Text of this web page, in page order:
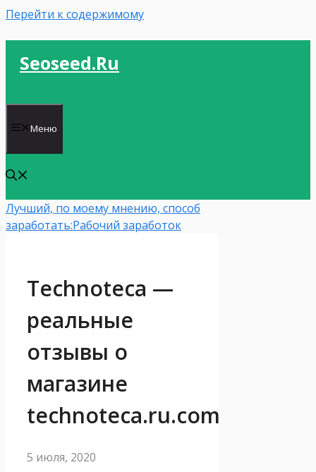
Перейти к содержимому
Seoseed.ru
Меню
Лучший, по моему мнению, способ
заработать:Рабочий заработок
Technoteca —
реальные
отзывы о
магазине
technoteca.ru.com
5 июля, 2020